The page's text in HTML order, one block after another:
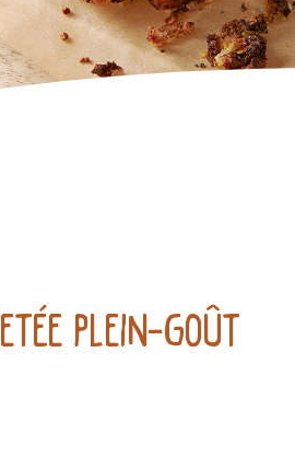
plein-goût